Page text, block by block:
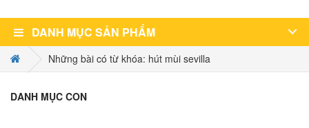
DANH MỤC SẢN PHẨM
Những bài có từ khóa: hút mùi sevilla
DANH MỤC CON